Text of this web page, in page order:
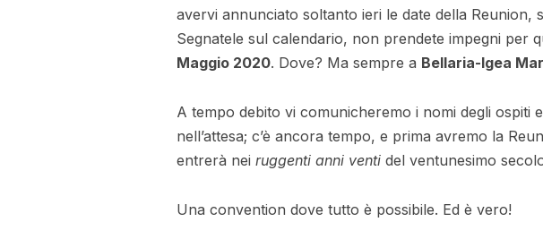
avervi annunciato soltanto ieri le date della Reunion,
Segnatele sul calendario, non prendete impegni per
Maggio 2020. Dove? Ma sempre a Bellaria-Igea
A tempo debito vi comunicheremo i nomi degli ospiti
nell’attesa; c’è ancora tempo, e prima avremo la
entrerà nei ruggenti anni venti del ventunesimo
Una convention dove tutto è possibile. Ed è vero!